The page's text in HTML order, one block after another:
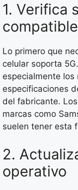
1. Verifica
compatible
Lo primero que
celular soporta
especialmente los
especificaciones
del fabricante.
marcas como
suelen tener esta
2.
operativo